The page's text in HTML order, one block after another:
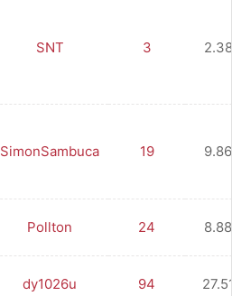
SNT 3
SimonSambuca 19
Pollton 24
dy1026u 94